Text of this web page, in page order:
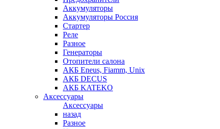
Аккумуляторы
Аккумуляторы Россия
Стартер
Реле
Разное
Генераторы
Отопители салона
АКБ Eneus, Fiamm, Unix
АКБ DECUS
АКБ KATEKO
Аксессуары
Аксессуары
назад
Разное